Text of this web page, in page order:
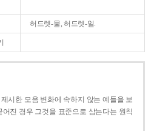
허드렛-물, 허드렛-일.
시한 모음 변화에 속하지 않는 예들을 보
진 경우 그것을 표준으로 삼는다는 원칙